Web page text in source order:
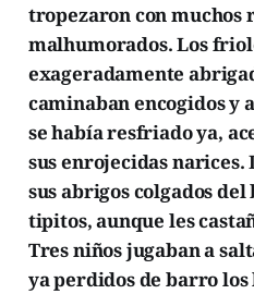
tropezaron con muchos
malhumorados. Los
exageradamente
caminaban encogidos y
se había resfriado ya,
sus enrojecidas
sus abrigos colgados
tipitos, aunque les
Tres niños jugaban a
ya perdidos de barro los